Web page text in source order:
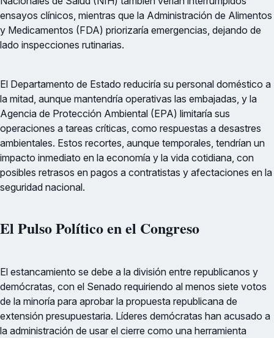
ensayos clínicos, mientras que la Administración de Alimentos
y Medicamentos (FDA) priorizaría emergencias, dejando de
lado inspecciones rutinarias.
El Departamento de Estado reduciría su personal doméstico a
la mitad, aunque mantendría operativas las embajadas, y la
Agencia de Protección Ambiental (EPA) limitaría sus
operaciones a tareas críticas, como respuestas a desastres
ambientales. Estos recortes, aunque temporales, tendrían un
impacto inmediato en la economía y la vida cotidiana, con
posibles retrasos en pagos a contratistas y afectaciones en la
seguridad nacional.
El Pulso Político en el Congreso
El estancamiento se debe a la división entre republicanos y
demócratas, con el Senado requiriendo al menos siete votos
de la minoría para aprobar la propuesta republicana de
extensión presupuestaria. Líderes demócratas han acusado a
la administración de usar el cierre como una herramienta